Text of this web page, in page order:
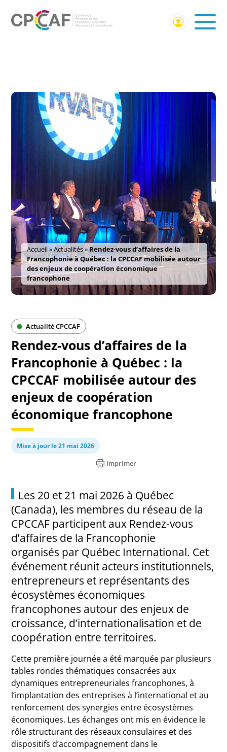
Accueil»Actualités»Rendez-vous d’affaires de la
Francophonie à Québec : la CPCCAF mobilisée autour
des enjeux de coopération économique
francophone
Actualité CPCCAF
Rendez-vous d’affaires de la
Francophonie à Québec : la
CPCCAF mobilisée autour des
enjeux de coopération
économique francophone
Mise à jour le 21 mai 2026
Imprimer
Les 20 et 21 mai 2026 à Québec
(Canada), les membres du réseau de la
CPCCAF participent aux Rendez-vous
d’affaires de la Francophonie
organisés par Québec International. Cet
événement réunit acteurs institutionnels,
entrepreneurs et représentants des
écosystèmes économiques
francophones autour des enjeux de
croissance, d’internationalisation et de
coopération entre territoires.
Cette première journée a été marquée par plusieurs
tables rondes thématiques consacrées aux
dynamiques entrepreneuriales francophones, à
l’implantation des entreprises à l’international et au
renforcement des synergies entre écosystèmes
économiques. Les échanges ont mis en évidence le
rôle structurant des réseaux consulaires et des
dispositifs d’accompagnement dans le